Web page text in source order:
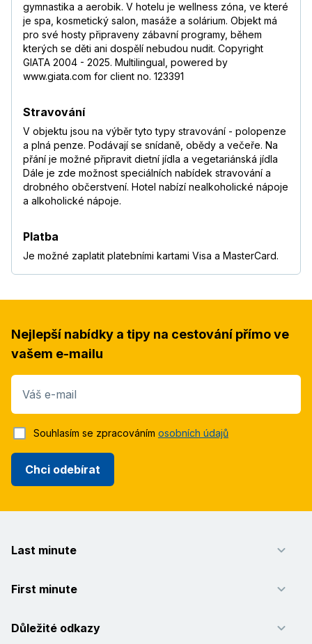
gymnastika a aerobik. V hotelu je wellness zóna, ve které
je spa, kosmetický salon, masáže a solárium. Objekt má
pro své hosty připraveny zábavní programy, během
kterých se děti ani dospělí nebudou nudit. Copyright
GIATA 2004 - 2025. Multilingual, powered by
www.giata.com for client no. 123391
Stravování
V objektu jsou na výběr tyto typy stravování - polopenze
a plná penze. Podávají se snídaně, obědy a večeře. Na
přání je možné připravit dietní jídla a vegetariánská jídla
Dále je zde možnost speciálních nabídek stravování a
drobného občerstvení. Hotel nabízí nealkoholické nápoje
a alkoholické nápoje.
Platba
Je možné zaplatit platebními kartami Visa a MasterCard.
Nejlepší nabídky a tipy na cestování přímo ve
vašem e-mailu
Váš e-mail
Chci odebírat
Souhlasím se zpracováním osobních údajů
Last minute
First minute
Důležité odkazy